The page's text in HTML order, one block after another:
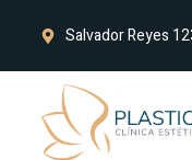
Salvador Reyes